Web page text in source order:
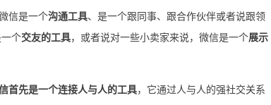
信是一个沟通工具、是一个跟同事、跟合作伙伴或者说跟领
个交友的工具，或者说对一些小卖家来说，微信是一个展示
首先是一个连接人与人的工具，它通过人与人的强社交关系